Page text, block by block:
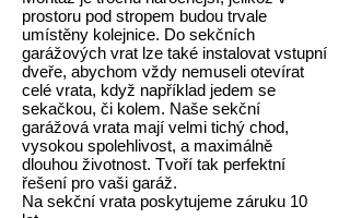
prostoru pod stropem budou trvale
umístěny kolejnice. Do sekčních
garážových vrat lze také instalovat vstupní
dveře, abychom vždy nemuseli otevírat
celé vrata, když například jedem se
sekačkou, či kolem. Naše sekční
garážová vrata mají velmi tichý chod,
vysokou spolehlivost, a maximálně
dlouhou životnost. Tvoří tak perfektní
řešení pro vaši garáž.
Na sekční vrata poskytujeme záruku 10